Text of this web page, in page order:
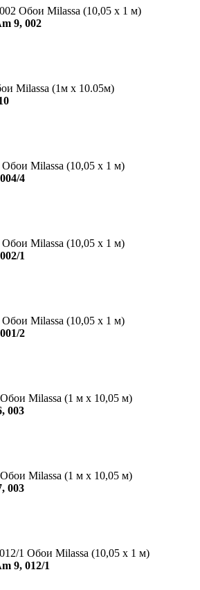
Обои Milassa (10,05 х 1 м)
9, 002
Milassa (1м х 10.05м)
Milassa (10,05 х 1 м)
4
Milassa (10,05 х 1 м)
1
Milassa (10,05 х 1 м)
2
Milassa (1 м х 10,05 м)
003
Milassa (1 м х 10,05 м)
003
1 Обои Milassa (10,05 х 1 м)
9, 012/1